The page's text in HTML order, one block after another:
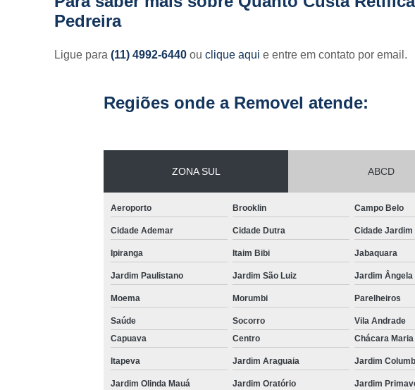
Pedreira
Ligue para(11) 4992-6440ouclique aqui e entre em contato por email.
Regiões onde a Removel atende:
ZONA SUL ABCD
Aeroporto Brooklin Campo Belo
Cidade Ademar Cidade Dutra Cidade Jardim
Ipiranga Itaim Bibi Jabaquara
Jardim Paulistano Jardim São Luiz Jardim Ângela
Moema Morumbi Parelheiros
Saúde Socorro Vila Andrade
Capuava
Centro Chácara
Itapeva Jardim Araguaia Jardim
Jardim Olinda Mauá Jardim Oratório Jardim